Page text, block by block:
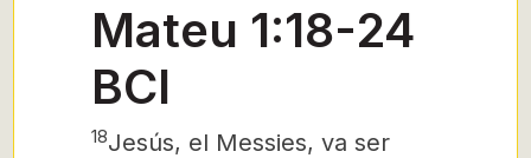
Mateu 1:18-24
BCI
18Jesús, el Messies, va ser